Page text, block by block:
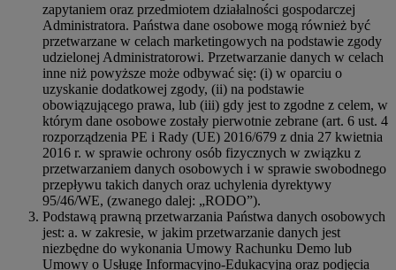
zapytaniem oraz przedmiotem działalności gospodarczej
Administratora. Państwa dane osobowe mogą również być
przetwarzane w celach marketingowych na podstawie zgody
udzielonej Administratorowi. Przetwarzanie danych w celach
inne niż powyższe może odbywać się: (i) w oparciu o
uzyskanie dodatkowej zgody, (ii) na podstawie
obowiązującego prawa, lub (iii) gdy jest to zgodne z celem, w
którym dane osobowe zostały pierwotnie zebrane (art. 6 ust. 4
rozporządzenia PE i Rady (UE) 2016/679 z dnia 27 kwietnia
2016 r. w sprawie ochrony osób fizycznych w związku z
przetwarzaniem danych osobowych i w sprawie swobodnego
przepływu takich danych oraz uchylenia dyrektywy
95/46/WE, (zwanego dalej: „RODO”).
Podstawą prawną przetwarzania Państwa danych osobowych
jest: a. w zakresie, w jakim przetwarzanie danych jest
niezbędne do wykonania Umowy Rachunku Demo lub
Umowy o Usługę Informacyjno-Edukacyjną oraz podjęcia